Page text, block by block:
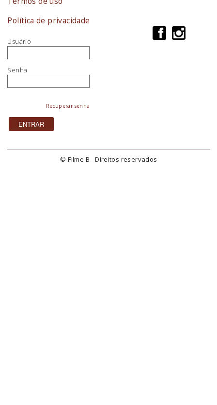
Política de privacidade
Usuário
Senha
Recuperar senha
© Filme B - Direitos reservados